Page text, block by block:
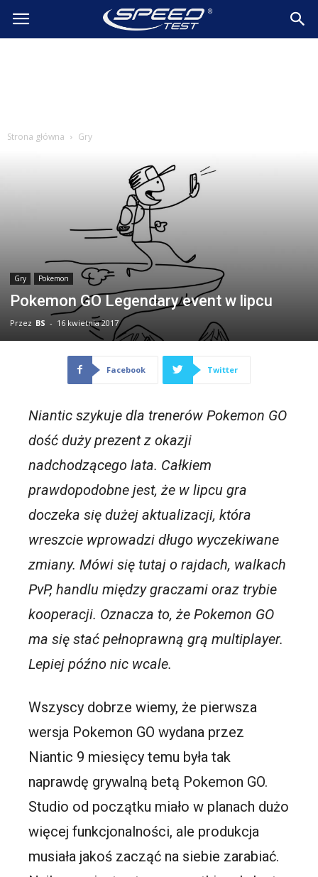
SpeedTest.pl
Strona główna Gry
Gry Pokemon
Pokemon GO Legendary event w lipcu
Przez BS - 16 kwietnia 2017
Facebook Twitter
Niantic szykuje dla trenerów Pokemon GO
dość duży prezent z okazji
nadchodzącego lata. Całkiem
prawdopodobne jest, że w lipcu gra
doczeka się dużej aktualizacji, która
wreszcie wprowadzi długo wyczekiwane
zmiany. Mówi się tutaj o rajdach, walkach
PvP, handlu między graczami oraz trybie
kooperacji. Oznacza to, że Pokemon GO
ma się stać pełnoprawną grą multiplayer.
Lepiej późno nic wcale.
Wszyscy dobrze wiemy, że pierwsza
wersja Pokemon GO wydana przez
Niantic 9 miesięcy temu była tak
naprawdę grywalną betą Pokemon GO.
Studio od początku miało w planach dużo
więcej funkcjonalności, ale produkcja
musiała jakoś zacząć na siebie zarabiać.